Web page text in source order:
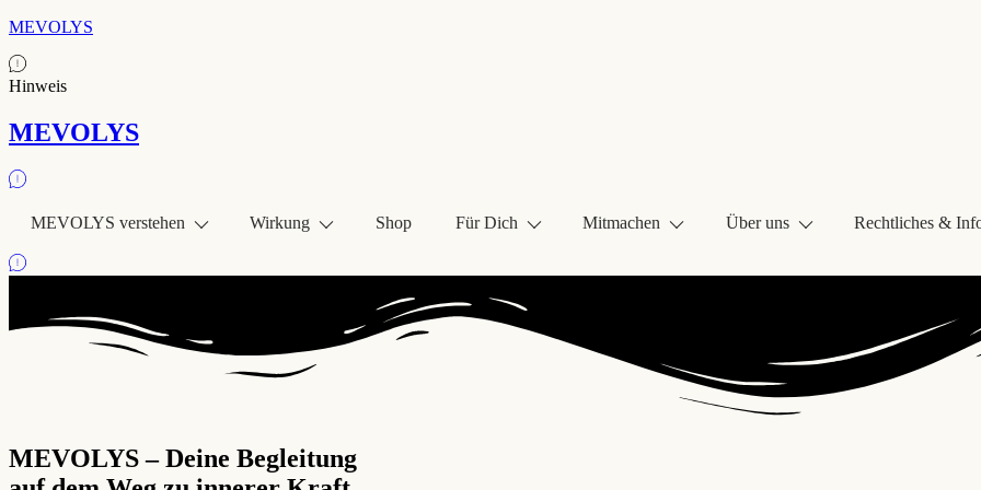
MEVOLYS
Hinweis
MEVOLYS
MEVOLYS verstehen Wirkung Shop Für Dich Mitmachen Über uns Rechtliches &
MEVOLYS – Deine Begleitung